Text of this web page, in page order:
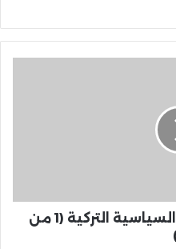
دور الانتخابات في الحياة السياسية التركية (1 من